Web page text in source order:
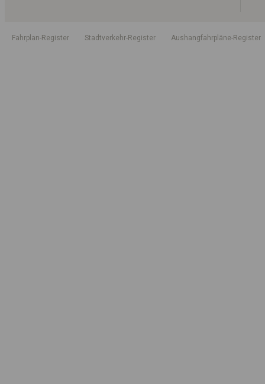
Fahrplan-Register Stadtverkehr-Register Aushangfahrpläne-Register